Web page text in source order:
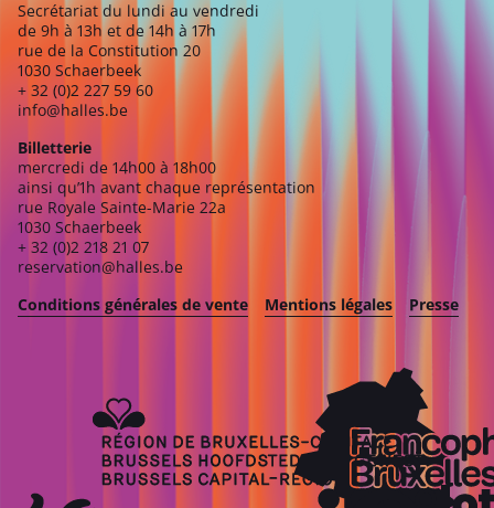
Secrétariat du lundi au vendredi
de 9h à 13h et de 14h à 17h
rue de la Constitution 20
1030 Schaerbeek
+ 32 (0)2 227 59 60
info@halles.be
Billetterie
mercredi de 14h00 à 18h00
ainsi qu’1h avant chaque représentation
rue Royale Sainte-Marie 22a
1030 Schaerbeek
+ 32 (0)2 218 21 07
reservation@halles.be
Conditions générales de vente
Mentions légales Presse